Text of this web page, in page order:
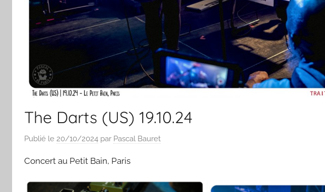
The Darts (US) 19.10.24
Publié le 20/10/2024 par Pascal Bauret
Concert au Petit Bain, Paris